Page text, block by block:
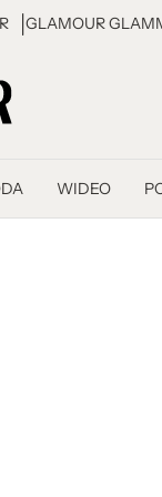
GLAMOUR
WIDEO